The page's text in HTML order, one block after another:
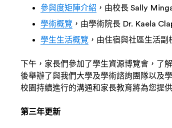
參與度矩陣介紹 ，由校長 Sally
學術概覽 ，由學術院長 Dr. Kaela
學生生活概覽 ，由住宿與社區生活
下午，家長們參加了學生資源博覽會，了
後舉辦了與我們大學及學術諮詢團隊以及
校園持續進行的溝通和家長教育將為您提
第三年更新